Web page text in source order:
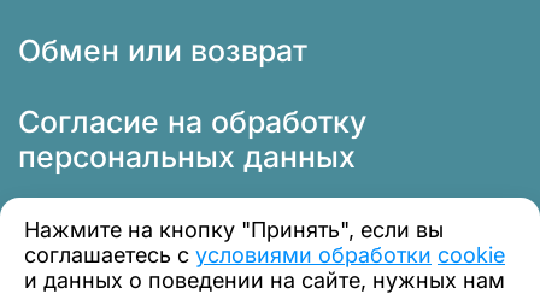
Обмен или возврат
Согласие на обработку
персональных данных
Нажмите на кнопку "Принять", если вы
соглашаетесь с условиями обработки cookie
и данных о поведении на сайте, нужных нам